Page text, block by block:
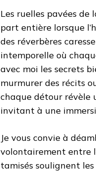
Les ruelles pavées
part entière lorsque
des réverbères
intemporelle où
avec moi les secrets
murmurer des récits
chaque détour révèle
invitant à une
Je vous convie à
volontairement entre
tamisés soulignent